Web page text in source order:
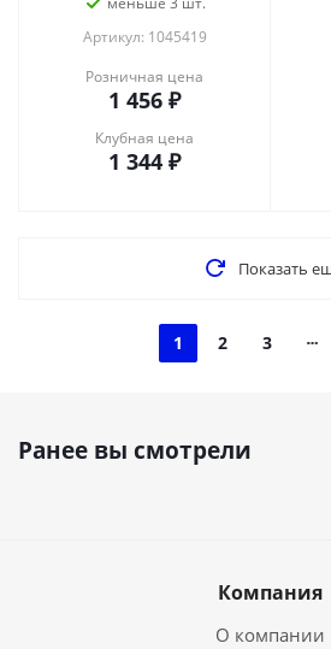
Артикул: 1045419
Розничная цена
1 456 ₽
Клубная цена
1 344 ₽
Показать
1 2 3
Ранее вы смотрели
Компания
О компании